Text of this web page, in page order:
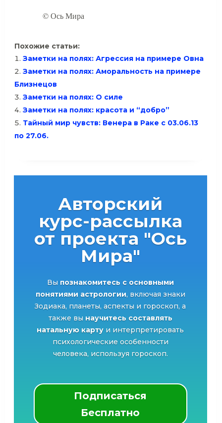
© Ось Мира
Похожие статьи:
Заметки на полях: Агрессия на примере Овна
Заметки на полях: Аморальность на примере
Близнецов
Заметки на полях: О силе
Заметки на полях: красота и “добро”
Тайный мир чувств: Венера в Раке с 03.06.13
по 27.06.
Авторский
курс-рассылка
от проекта "Ось
Мира"
Вы познакомитесь с основными
понятиями астрологии, включая знаки
Зодиака, планеты, аспекты и гороскоп, а
также вы научитесь составлять
натальную карту и интерпретировать
психологические особенности
человека, используя гороскоп.
Подписаться
Бесплатно